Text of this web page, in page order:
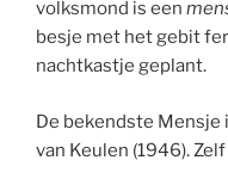
volksmond is een
besje met het gebit
nachtkastje geplant.
De bekendste
van Keulen (1946).